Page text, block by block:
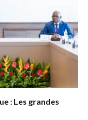
: Les grandes